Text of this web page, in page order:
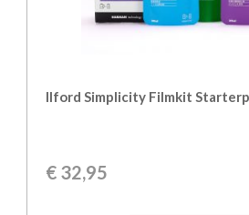
Ilford Simplicity Filmkit
€ 32,95